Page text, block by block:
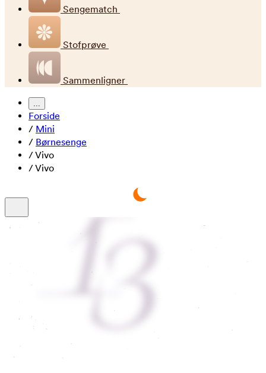
Sengematch
Stofprøve
Sammenligner
...
Forside
/ Mini
/ Børnesenge
/Vivo
/Vivo